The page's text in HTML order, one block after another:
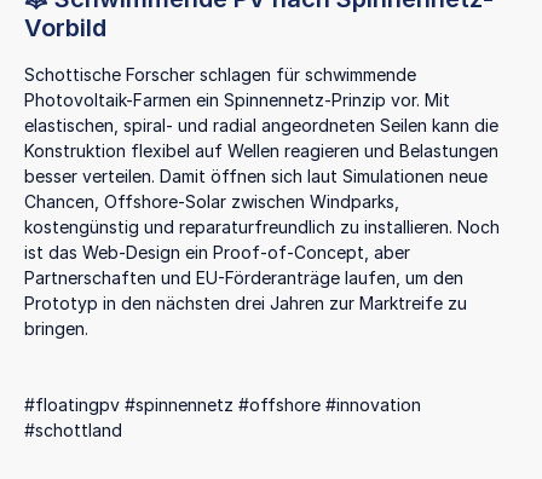
Vorbild
Schottische Forscher schlagen für schwimmende
Photovoltaik-Farmen ein Spinnennetz-Prinzip vor. Mit
elastischen, spiral- und radial angeordneten Seilen kann die
Konstruktion flexibel auf Wellen reagieren und Belastungen
besser verteilen. Damit öffnen sich laut Simulationen neue
Chancen, Offshore-Solar zwischen Windparks,
kostengünstig und reparaturfreundlich zu installieren. Noch
ist das Web-Design ein Proof-of-Concept, aber
Partnerschaften und EU-Förderanträge laufen, um den
Prototyp in den nächsten drei Jahren zur Marktreife zu
bringen.
#floatingpv #spinnennetz #offshore #innovation
#schottland